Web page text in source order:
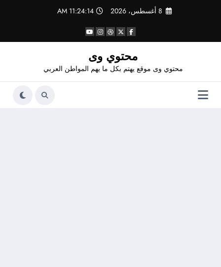
8 أغسطس، 2026 11:24:14 AM
محتوي وى
محتوي وى موقع يهتم بكل ما يهم المواطن العربي